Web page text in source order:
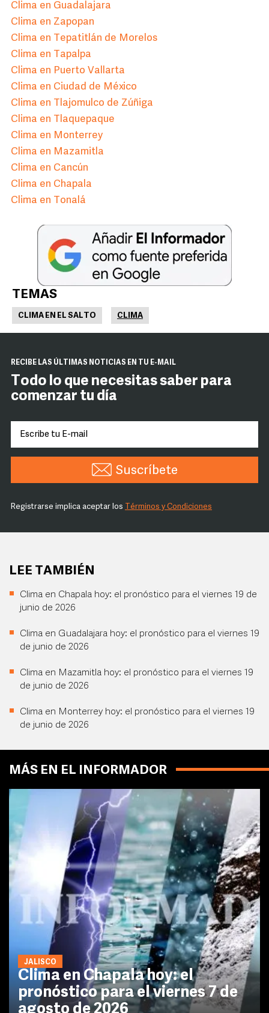
Clima en Guadalajara
Clima en Zapopan
Clima en Tepatitlán de Morelos
Clima en Tapalpa
Clima en Puerto Vallarta
Clima en Ciudad de México
Clima en Tlajomulco de Zúñiga
Clima en Tlaquepaque
Clima en Monterrey
Clima en Mazamitla
Clima en Cancún
Clima en Chapala
Clima en Tonalá
TEMAS
CLIMA EN EL SALTO CLIMA
RECIBE LAS ÚLTIMAS NOTICIAS EN TU E-MAIL
Todo lo que necesitas saber para
comenzar tu día
Suscríbete
Registrarse implica aceptar los Términos y Condiciones
LEE TAMBIÉN
Clima en Chapala hoy: el pronóstico para el viernes 19 de
junio de 2026
Clima en Guadalajara hoy: el pronóstico para el viernes 19
de junio de 2026
Clima en Mazamitla hoy: el pronóstico para el viernes 19
de junio de 2026
Clima en Monterrey hoy: el pronóstico para el viernes 19
de junio de 2026
MÁS EN EL INFORMADOR
JALISCO
Clima en Chapala hoy: el
pronóstico para el viernes 7 de
agosto de 2026